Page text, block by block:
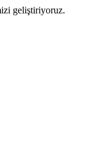
geliştiriyoruz.